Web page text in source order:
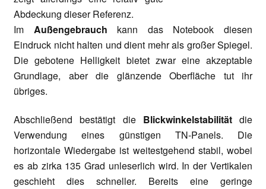
Abdeckung dieser Referenz.
Im Außengebrauch kann das Notebook diesen
Eindruck nicht halten und dient mehr als großer Spiegel.
Die gebotene Helligkeit bietet zwar eine akzeptable
Grundlage, aber die glänzende Oberfläche tut ihr
übriges.
Abschließend bestätigt die Blickwinkelstabilitätdie
Verwendung eines günstigen TN-Panels. Die
horizontale Wiedergabe ist weitestgehend stabil, wobei
es ab zirka 135 Grad unleserlich wird. In der Vertikalen
geschieht dies schneller. Bereits eine geringe